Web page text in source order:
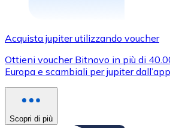
Acquista jupiter utilizzando voucher
Ottieni voucher Bitnovo in più di
Europa e scambiali per jupiter dall’app.
Scopri di più